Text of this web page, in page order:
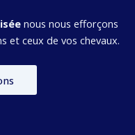
nous nous efforçons
et ceux de vos chevaux.